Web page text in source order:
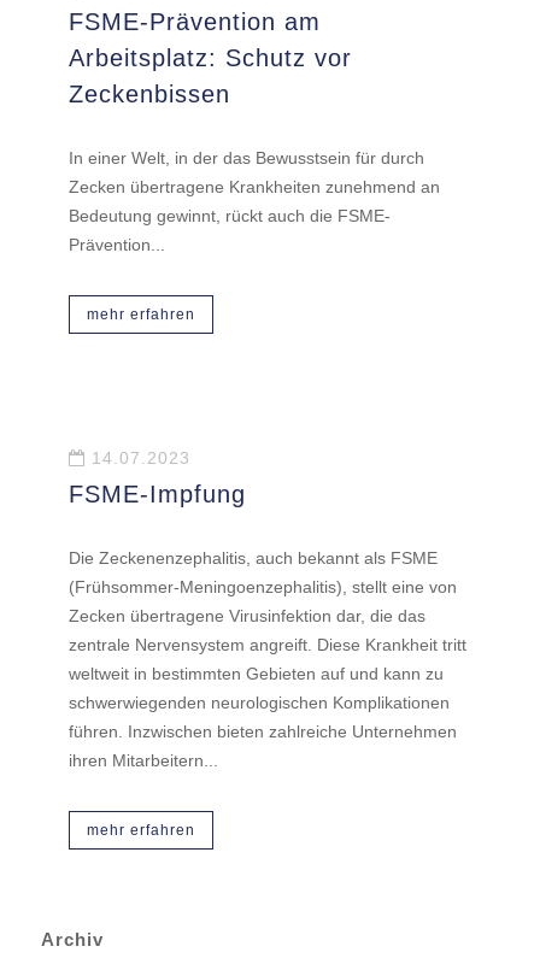
FSME-Prävention am
Arbeitsplatz: Schutz vor
Zeckenbissen
In einer Welt, in der das Bewusstsein für durch
Zecken übertragene Krankheiten zunehmend an
Bedeutung gewinnt, rückt auch die FSME-
Prävention...
mehr erfahren
14.07.2023
FSME-Impfung
Die Zeckenenzephalitis, auch bekannt als FSME
(Frühsommer-Meningoenzephalitis), stellt eine von
Zecken übertragene Virusinfektion dar, die das
zentrale Nervensystem angreift. Diese Krankheit tritt
weltweit in bestimmten Gebieten auf und kann zu
schwerwiegenden neurologischen Komplikationen
führen. Inzwischen bieten zahlreiche Unternehmen
ihren Mitarbeitern...
mehr erfahren
Archiv